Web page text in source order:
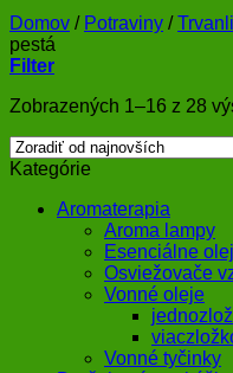
Domov / Potraviny /
pestá
Filter
Zobrazených 1–16 z 28
Kategórie
Aromaterapia
Aroma lampy
Esenciálne
Osviežovače
Vonné oleje
Vonné tyčinky